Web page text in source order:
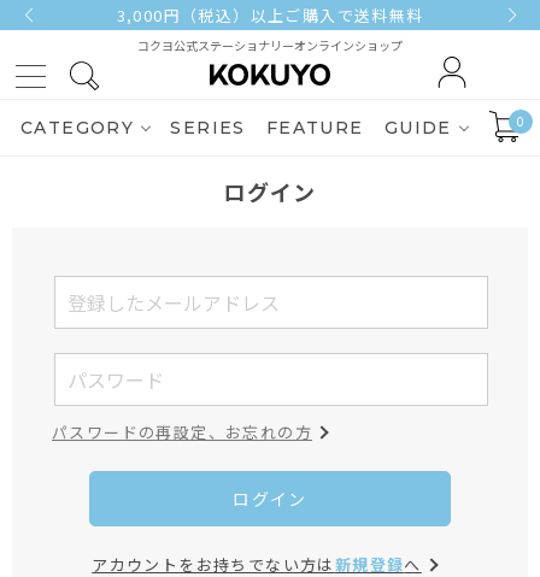
3,000円（税込）以上ご購入で送料無料
コクヨ公式ステーショナリーオンラインショップ
CATEGORY SERIES FEATURE GUIDE 0
ログイン
パスワードの再設定、お忘れの方
ログイン
アカウントをお持ちでない方は新規登録へ